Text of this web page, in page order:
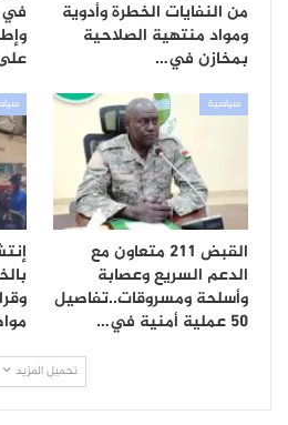
من النفايات الخطرة وأدوية
ومواد منتهية الصلاحية
بمخازن في…
في
سياسية
القبض 211 متعاون مع
الدعم السريع وعصابة
وأسلحة ومسروقات..تفاصيل
50 عملية أمنية في…
تحميل المزيد